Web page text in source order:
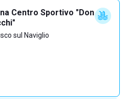
Centro Sportivo "Don
sul Naviglio